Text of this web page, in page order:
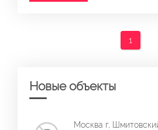
1
Новые объекты
Москва г,